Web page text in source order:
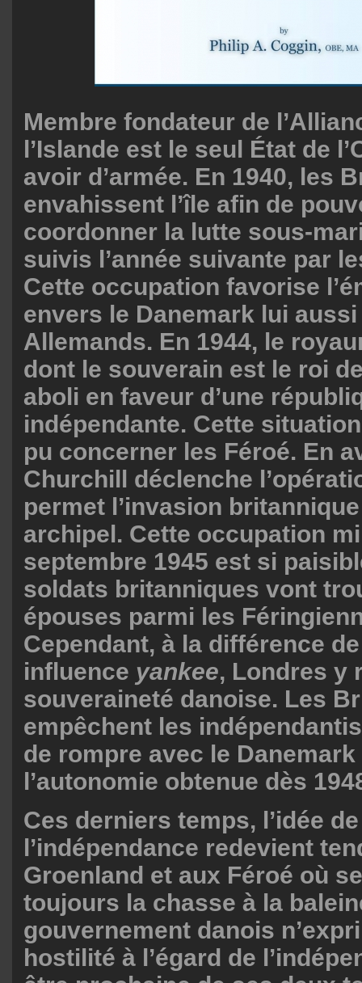
Membre fondateur de
l’Islande est le seul État de
avoir d’armée. En 1940, les
envahissent l’île afin de
coordonner la lutte sous-
suivis l’année suivante par
Cette occupation favorise
envers le Danemark lui
Allemands. En 1944, le
dont le souverain est le roi
aboli en faveur d’une
indépendante. Cette
pu concerner les Féroé. En
Churchill déclenche
permet l’invasion
archipel. Cette occupation
septembre 1945 est si
soldats britanniques vont
épouses parmi les
Cependant, à la différence
influence yankee, Londres y
souveraineté danoise. Les
empêchent les
de rompre avec le
l’autonomie obtenue dès
Ces derniers temps, l’idée de
l’indépendance redevient
Groenland et aux Féroé où
toujours la chasse à la
gouvernement danois
hostilité à l’égard de